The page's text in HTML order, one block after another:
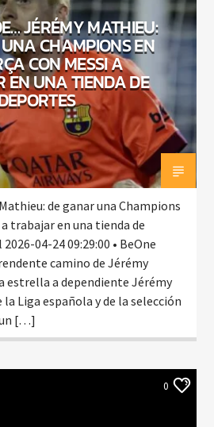
AM
JÉRÉMY MATHIEU:
CHAMPIONS EN
CON MESSI A
EN UNA TIENDA DE
de ganar una Champions
trabajar en una tienda de
04-24 09:29:00 • BeOne
camino de Jérémy
estrella a dependiente Jérémy
Liga española y de la selección
[…]
0